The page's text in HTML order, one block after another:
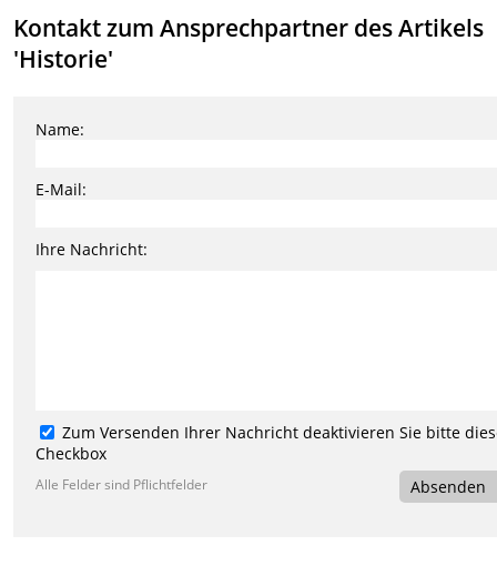
Kontakt zum Ansprechpartner des Artikels
'Historie'
Name:
E-Mail:
Ihre Nachricht:
Zum Versenden Ihrer Nachricht deaktivieren Sie bitte
Checkbox
Alle Felder sind Pflichtfelder Absenden